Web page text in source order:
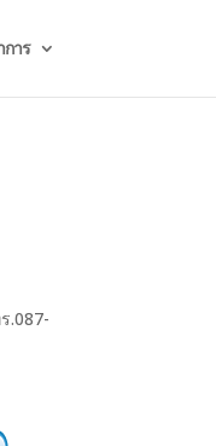
าร
.087-